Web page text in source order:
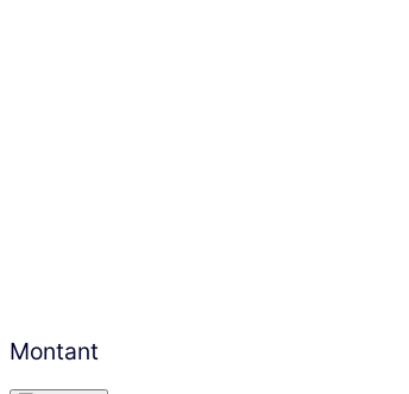
Montant